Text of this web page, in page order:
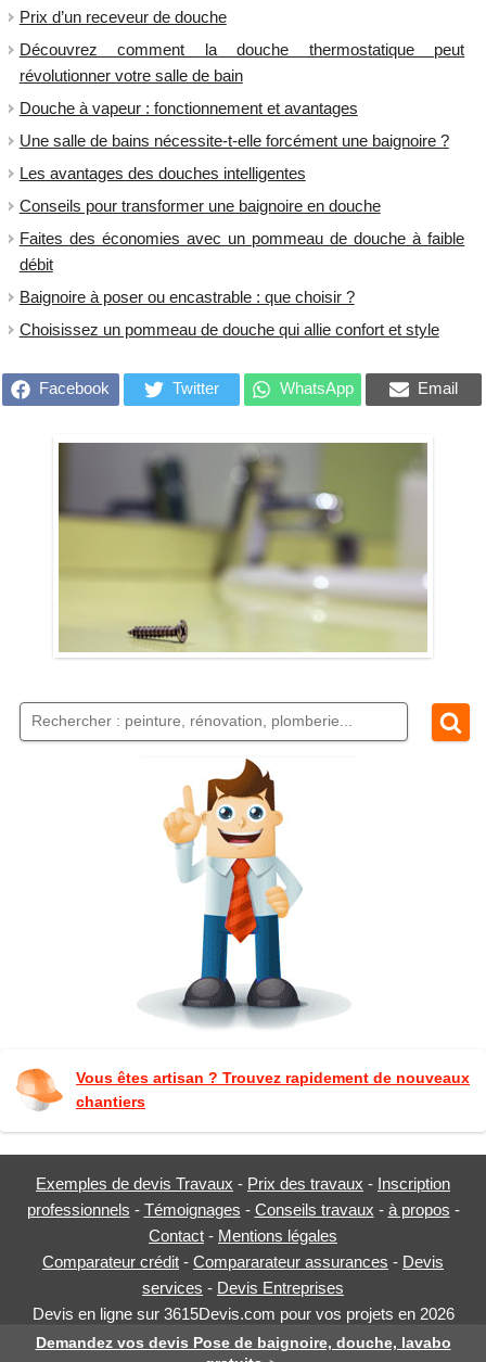
Prix d’un receveur de douche
​Découvrez comment la douche thermostatique peut
révolutionner votre salle de bain
Douche à vapeur : fonctionnement et avantages
Une salle de bains nécessite-t-elle forcément une baignoire ?
Les avantages des douches intelligentes
Conseils pour transformer une baignoire en douche
Faites des économies avec un pommeau de douche à faible
débit
Baignoire à poser ou encastrable : que choisir ?
Choisissez un pommeau de douche qui allie confort et style
Facebook Twitter WhatsApp Email
Demandez vos devis Pose de baignoire, douche, lavabo
Vous êtes artisan ? Trouvez rapidement de nouveaux
chantiers
Exemples de devis Travaux - Prix des travaux - Inscription
professionnels - Témoignages - Conseils travaux - à propos -
Contact - Mentions légales
Comparateur crédit - Compararateur assurances - Devis
services - Devis Entreprises
Devis en ligne sur 3615Devis.com pour vos projets en 2026
Note des internautes : 4.5sur198votes